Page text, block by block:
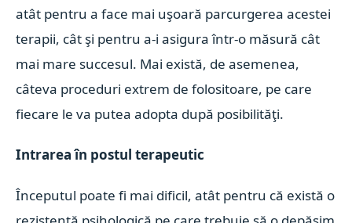
atât pentru a face mai uşoară parcurgerea acestei
terapii, cât şi pentru a-i asigura într-o măsură cât
mai mare succesul. Mai există, de asemenea,
câteva proceduri extrem de folositoare, pe care
fiecare le va putea adopta după posibilităţi.
Intrarea în postul terapeutic
Începutul poate fi mai dificil, atât pentru că există o